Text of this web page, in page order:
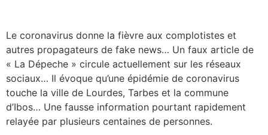
Le coronavirus donne la fièvre aux complotistes et
autres propagateurs de fake news… Un faux article de
« La Dépeche » circule actuellement sur les réseaux
sociaux… Il évoque qu’une épidémie de coronavirus
touche la ville de Lourdes, Tarbes et la commune
d’Ibos… Une fausse information pourtant rapidement
relayée par plusieurs centaines de personnes.